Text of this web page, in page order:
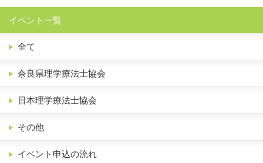
イベント一覧
全て
奈良県理学療法士協会
日本理学療法士協会
その他
イベント申込の流れ